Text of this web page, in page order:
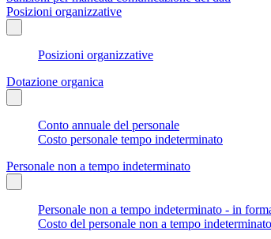
Posizioni organizzative
Posizioni organizzative
Dotazione organica
Conto annuale del personale
Costo personale tempo indeterminato
Personale non a tempo indeterminato
Personale non a tempo indeterminato - in
Costo del personale non a tempo